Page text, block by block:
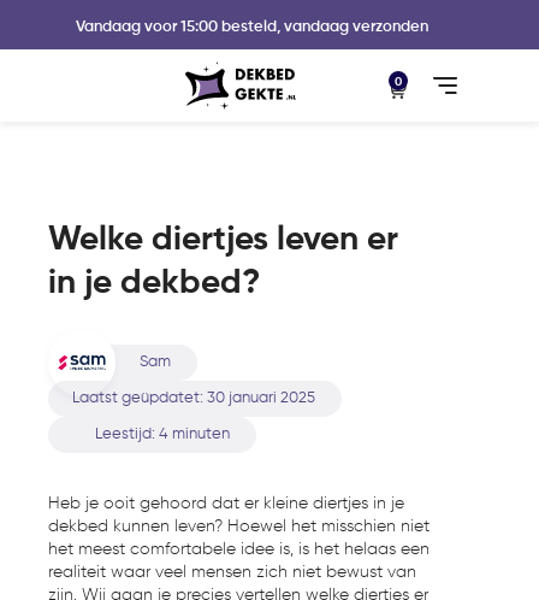
Vandaag voor 15:00 besteld, vandaag verzonden
0
Welke diertjes leven er
in je dekbed?
Sam
Laatst geüpdatet: 30 januari 2025
Leestijd: 4 minuten
Heb je ooit gehoord dat er kleine diertjes in je
dekbed kunnen leven? Hoewel het misschien niet
het meest comfortabele idee is, is het helaas een
realiteit waar veel mensen zich niet bewust van
zijn. Wij gaan je precies vertellen welke diertjes er